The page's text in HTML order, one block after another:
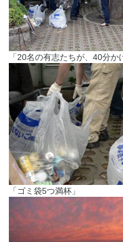
「20名の有志たちが、40分か
「ゴミ袋5つ満杯」